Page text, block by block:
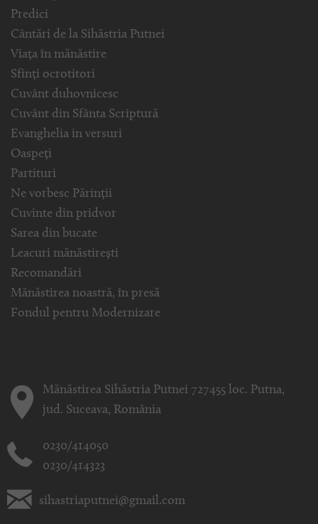
Predici
Cântări de la Sihăstria Putnei
Viața în mănăstire
Sfinți ocrotitori
Cuvânt duhovnicesc
Cuvânt din Sfânta Scriptură
Evanghelia in versuri
Oaspeți
Partituri
Ne vorbesc Părinții
Cuvinte din pridvor
Sarea din bucate
Leacuri mănăstirești
Recomandări
Mănăstirea noastră, în presă
Fondul pentru Modernizare
Mănăstirea Sihăstria Putnei 727455 loc. Putna,
jud. Suceava, România
0230/414050
0230/414323
sihastriaputnei@gmail.com